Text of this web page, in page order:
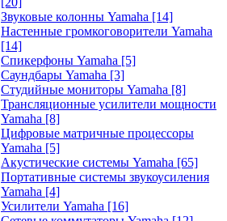
Звуковые колонны Yamaha [14]
Настенные громкоговорители Yamaha
[14]
Спикерфоны Yamaha [5]
Саундбары Yamaha [3]
Студийные мониторы Yamaha [8]
Трансляционные усилители мощности
Yamaha [8]
Цифровые матричные процессоры
Yamaha [5]
Акустические системы Yamaha [65]
Портативные системы звукоусиления
Yamaha [4]
Усилители Yamaha [16]